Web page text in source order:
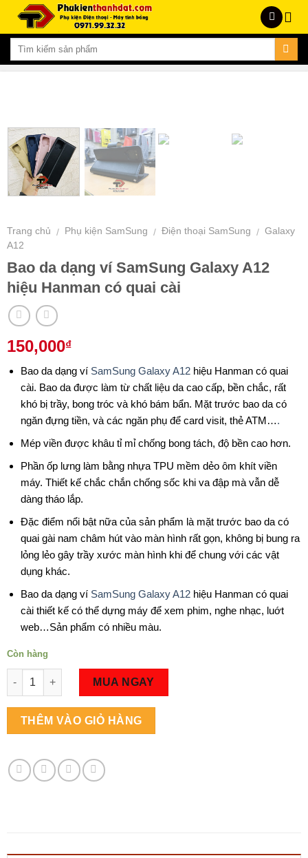
content
Trang chủ / Phụ kiện SamSung / Điện thoại SamSung / Galaxy
A12
Bao da dạng ví SamSung Galaxy A12
hiệu Hanman có quai cài
150,000₫
Bao da dạng ví SamSung Galaxy A12hiệu Hanman có quai
cài. Bao da được làm từ chất liệu da cao cấp, bền chắc, rất
khó bị trầy, bong tróc và khó bám bẩn. Mặt trước bao da có
ngăn đựng tiền, và các ngăn phụ để card visit, thẻ ATM….
Mép viền được khâu tỉ mỉ chống bong tách, độ bền cao hơn.
Phần ốp lưng làm bằng nhựa TPU mềm dẻo ôm khít viền
máy. Thiết kế chắc chắn chống sốc khi va đập mà vẫn dễ
dàng tháo lắp.
Đặc điểm nổi bật nữa của sản phẩm là mặt trước bao da có
quai gài nam châm hút vào màn hình rất gọn, không bị bung ra
lỏng lẻo gây trầy xước màn hình khi để chung với các vật
dụng khác.
Bao da dạng ví SamSung Galaxy A12hiệu Hanman có quai
cài thiết kế có thể dựng máy để xem phim, nghe nhạc, luớt
web…Sản phẩm có nhiều màu.
Còn hàng
Số lượng
MUA NGAY
THÊM VÀO GIỎ HÀNG